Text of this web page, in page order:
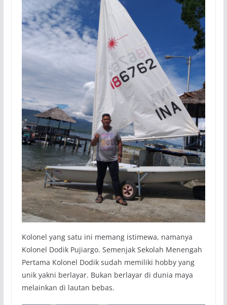
Kolonel yang satu ini memang istimewa, namanya
Kolonel Dodik Pujiargo. Semenjak Sekolah Menengah
Pertama Kolonel Dodik sudah memiliki hobby yang
unik yakni berlayar. Bukan berlayar di dunia maya
melainkan di lautan bebas.